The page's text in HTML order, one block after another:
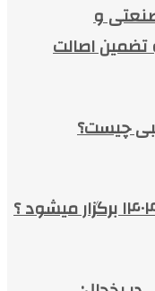
و
تضمین اصالت
چیست؟